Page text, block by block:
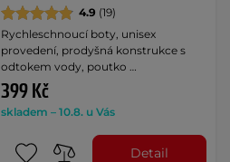
4.9 (19)
Rychleschnoucí boty, unisex
provedení, prodyšná konstrukce s
odtokem vody, poutko …
399 Kč
skladem – 10.8. u Vás
Detail